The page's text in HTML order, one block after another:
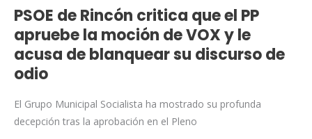
PSOE de Rincón critica que el PP
apruebe la moción de VOX y le
acusa de blanquear su discurso de
odio
El Grupo Municipal Socialista ha mostrado su profunda
decepción tras la aprobación en el Pleno
de
VOX
y
le
acusa
blanquear
su